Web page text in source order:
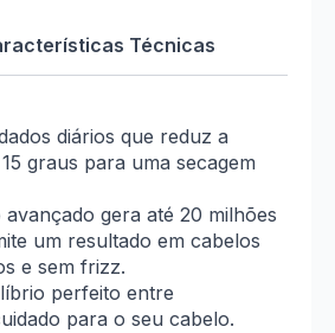
Técnicas
diários que reduz a
graus para uma secagem
gera até 20 milhões
um resultado em cabelos
e sem frizz.
perfeito entre
para o seu cabelo.